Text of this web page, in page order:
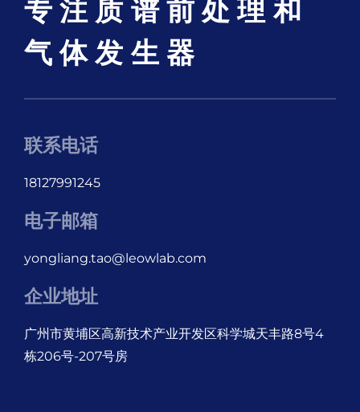
专注质谱前处理和
气体发生器
联系电话
18127991245
电子邮箱
yongliang.tao@leowlab.com
企业地址
广州市黄埔区高新技术产业开发区科学城天丰路8号4
栋206号-207号房